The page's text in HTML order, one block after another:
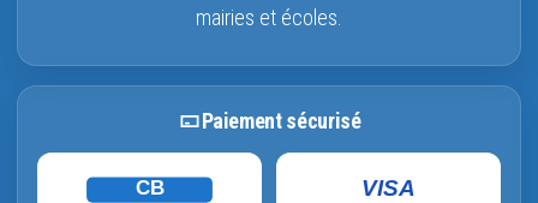
mairies et écoles.
Paiement sécurisé
CB VISA